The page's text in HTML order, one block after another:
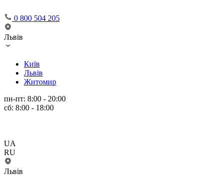
0 800 504 205
Львів
Київ
Львів
Житомир
пн-пт: 8:00 - 20:00
сб: 8:00 - 18:00
UA
RU
Львів